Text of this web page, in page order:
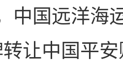
中国远洋海
让中国平